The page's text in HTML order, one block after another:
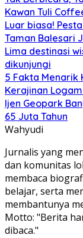
Kawan Tuli
Luar biasa!
Taman Balesari
Lima destinasi
dikunjungi
5 Fakta Menarik
Kerajinan
Ijen Geopark
65 Juta Tahun
Wahyudi
Jurnalis yang
dan komunitas
membaca
belajar, serta
membantunya
Motto: "Berita
dibaca."